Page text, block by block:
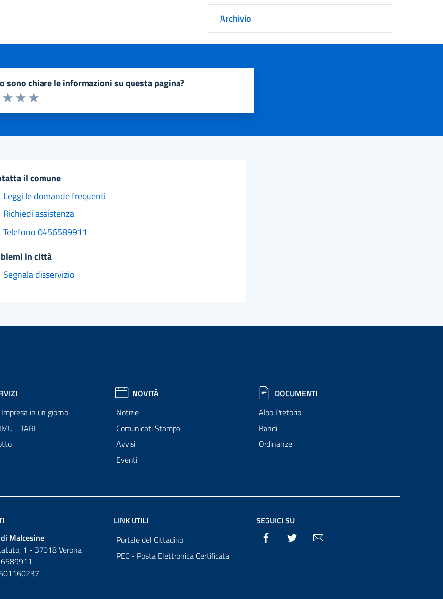
Archivio
sono chiare le informazioni su questa pagina?
1 a 5 stelle la pagina
Valuta 5 stelle su 5
Valuta 4 stelle su 5
Valuta 3 stelle su 5
2 stelle su 5
stelle su 5
il comune
Leggi le domande frequenti
Richiedi assistenza
Telefono 0456589911
in città
Segnala disservizio
in un giorno
- TARI
NOVITÀ
Notizie
Comunicati Stampa
Avvisi
Eventi
DOCUMENTI
Albo Pretorio
Bandi
Ordinanze
Malcesine
1 - 37018 Verona
LINK UTILI
Portale del Cittadino
PEC - Posta Elettronica Certificata
SEGUICI SU
Facebook Twitter